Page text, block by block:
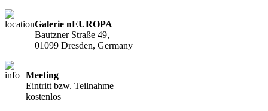
Galerie nEUROPA
Bautzner Straße 49,
01099 Dresden, Germany
Meeting
Eintritt bzw. Teilnahme
kostenlos